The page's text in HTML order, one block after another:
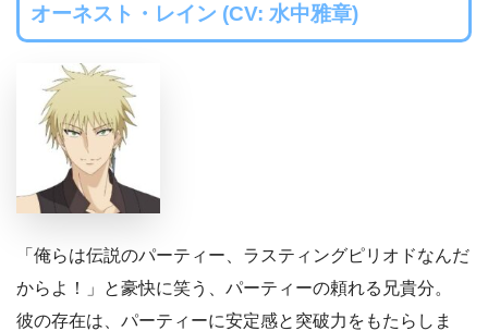
オーネスト・レイン (CV: 水中雅章)
「俺らは伝説のパーティー、ラスティングピリオドなんだ
からよ！」と豪快に笑う、パーティーの頼れる兄貴分。
彼の存在は、パーティーに安定感と突破力をもたらしま